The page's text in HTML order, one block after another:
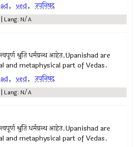
, ved, उपनिषद्‍
| Lang: N/A
श्रुति धर्मग्रन्थ आहेत.Upanishad are
and metaphysical part of Vedas.
, ved, उपनिषद्‍
| Lang: N/A
श्रुति धर्मग्रन्थ आहेत.Upanishad are
and metaphysical part of Vedas.